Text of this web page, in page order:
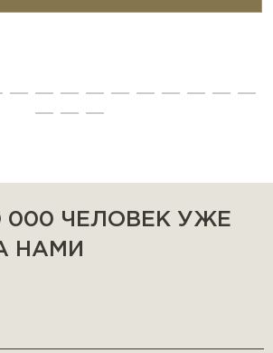
000 ЧЕЛОВЕК УЖЕ
НАМИ